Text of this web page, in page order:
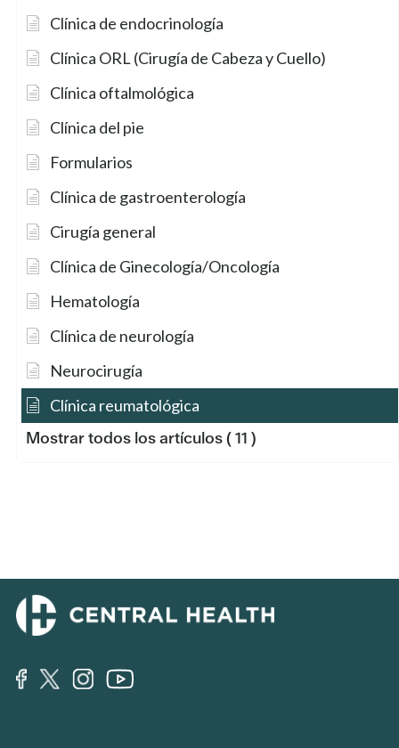
Clínica de endocrinología
Clínica ORL (Cirugía de Cabeza y Cuello)
Clínica oftalmológica
Clínica del pie
Formularios
Clínica de gastroenterología
Cirugía general
Clínica de Ginecología/Oncología
Hematología
Clínica de neurología
Neurocirugía
Clínica reumatológica
Mostrar todos los artículos( 11 )